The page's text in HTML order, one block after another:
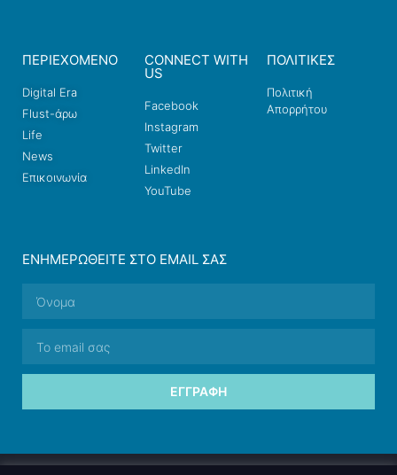
ΠΕΡΙΕΧΟΜΕΝΟ
Digital Era
Flust-άρω
Life
News
Επικοινωνία
CONNECT WITH
US
Facebook
Instagram
Twitter
LinkedIn
YouTube
ΠΟΛΙΤΙΚΕΣ
Πολιτική
Απορρήτου
ΕΝΗΜΕΡΩΘΕΊΤΕ ΣΤΟ EMAIL ΣΑΣ
ΕΓΓΡΑΦΉ